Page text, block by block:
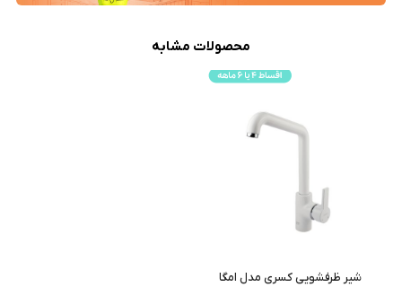
محصولات مشابه
شیر ظرفشویی کسری مدل امگا